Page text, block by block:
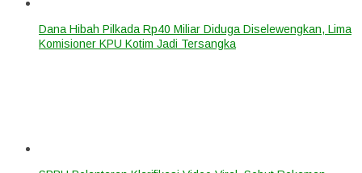
Dana Hibah Pilkada Rp40 Miliar Diduga Diselewengkan, Lima
Komisioner KPU Kotim Jadi Tersangka